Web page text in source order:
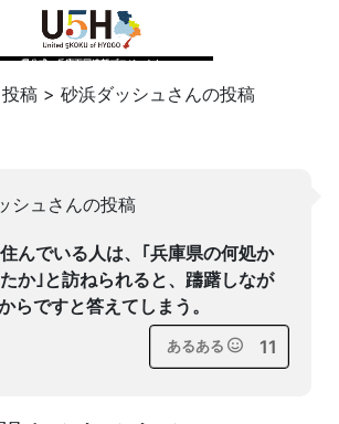
県公式・兵庫五国連邦プロジェクト
稿 > 砂浜ダッシュ さんの投稿
シュさんの投稿
んでいる人は、｢兵庫県の何処か
か｣と訪ねられると、躊躇しなが
らですと答えてしまう。
あるある 11